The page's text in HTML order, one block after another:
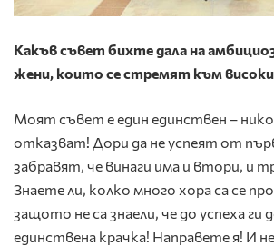
Какъв съвет бихте дала на
жени, които се стремят към
Моят съвет е един единствен –
отказват! Дори да не успеят от
забравят, че винаги има и втори, и
Знаете ли, колко много хора са се
защото не са знаели, че до успеха ги
единствена крачка! Направете я! И